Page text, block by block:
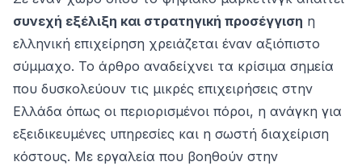
συνεχή εξέλιξη και στρατηγική προσέγγιση η
ελληνική επιχείρηση χρειάζεται έναν αξιόπιστο
σύμμαχο. Το άρθρο αναδείχνει τα κρίσιμα σημεία
που δυσκολεύουν τις μικρές επιχειρήσεις στην
Ελλάδα όπως οι περιορισμένοι πόροι, η ανάγκη για
εξειδικευμένες υπηρεσίες και η σωστή διαχείριση
κόστους. Με εργαλεία που βοηθούν στην